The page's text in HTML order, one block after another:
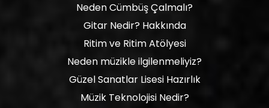
Neden Cümbüş Çalmalı?
Gitar Nedir? Hakkında
Ritim ve Ritim Atölyesi
Neden müzikle ilgilenmeliyiz?
Güzel Sanatlar Lisesi Hazırlık
Müzik Teknolojisi Nedir?